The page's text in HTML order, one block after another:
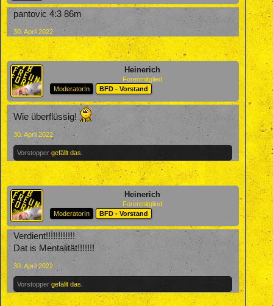
pantovic 4:3 86m
30. April 2022
Heinerich
Forenmitglied
ModeratorIn
BFD - Vorstand
Wie überflüssig!
30. April 2022
Vorstopper gefällt das.
Heinerich
Forenmitglied
ModeratorIn
BFD - Vorstand
Verdient!!!!!!!!!!!!
Dat is Mentalität!!!!!!!
30. April 2022
Vorstopper gefällt das.